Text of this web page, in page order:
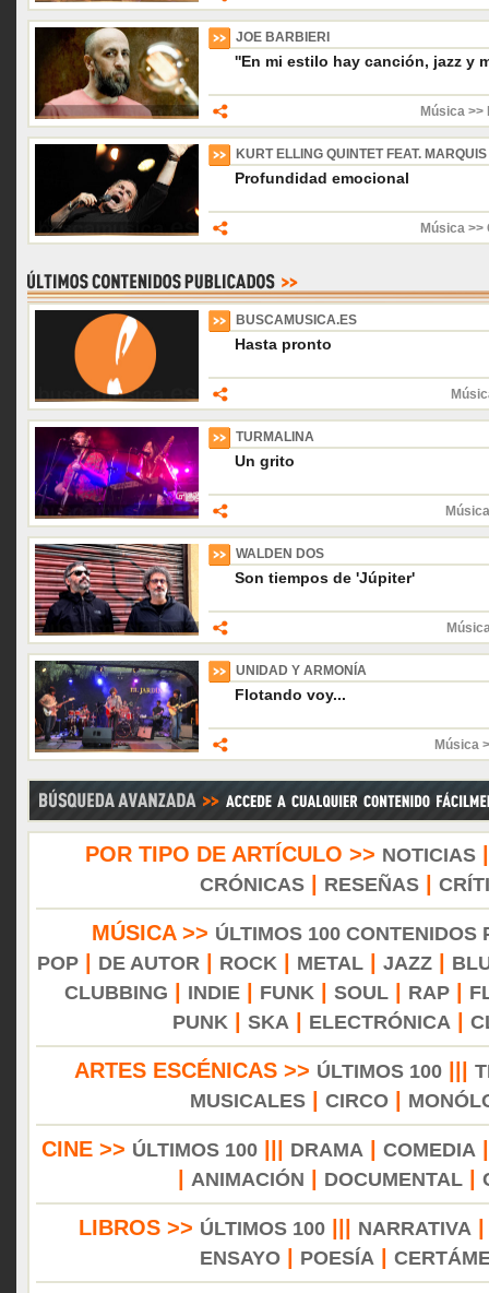
JOE BARBIERI
''En mi estilo hay canción, jazz y
Música
KURT ELLING QUINTET FEAT.
Profundidad emocional
Música
BUSCAMUSICA.ES
Hasta pronto
TURMALINA
Un grito
WALDEN DOS
Son tiempos de 'Júpiter'
UNIDAD Y ARMONÍA
Flotando voy...
Música
POR TIPO DE ARTÍCULO >> NOTICIAS
CRÓNICAS| RESEÑAS|
MÚSICA >> ÚLTIMOS 100 CONTENIDOS
POP| DE AUTOR ROCK METAL| JAZZ|
CLUBBING
INDIE| FUNK SOUL| RAP|
PUNK
SKA ELECTRÓNICA
ARTES ESCÉNICAS >> ÚLTIMOS 100
MUSICALES
CIRCO
CINE >> ÚLTIMOS 100||| DRAMA COMEDIA
ANIMACIÓN DOCUMENTAL|
LIBROS >> ÚLTIMOS 100 NARRATIVA
ENSAYO| POESÍA